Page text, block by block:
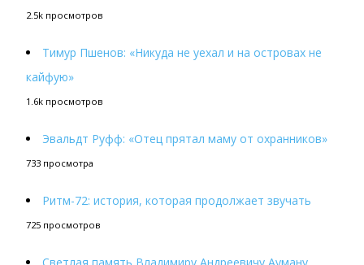
2.5k просмотров
Тимур Пшенов: «Никуда не уехал и на островах не
кайфую»
1.6k просмотров
Эвальдт Руфф: «Отец прятал маму от охранников»
733 просмотра
Ритм-72: история, которая продолжает звучать
725 просмотров